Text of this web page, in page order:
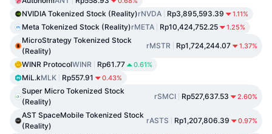
NVIDIA Tokenized Stock (Reality)rNVDA Rp3,895,593.39 1.11%
Meta Tokenized Stock (Reality)rMETA Rp10,424,752.25 1.25%
MicroStrategy Tokenized Stock
(Reality)
rMSTR Rp1,724,244.07 1.37%
WINR ProtocolWINR Rp61.77 0.61%
MiL.kMLK Rp557.91 0.43%
Super Micro Tokenized Stock
(Reality)
rSMCI Rp527,637.53 2.60%
AST SpaceMobile Tokenized Stock
(Reality)
rASTS Rp1,207,806.39 0.97%